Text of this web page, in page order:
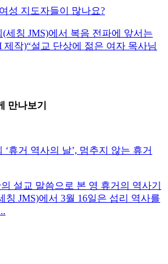
성 지도자들이 많나요?
세칭 JMS)에서 복음 전파에 앞서는
작)“설교 단상에 젊은 여자 목사님
만나보기
휴거 역사의 날’, 멈추지 않는 휴거
의 설교 말씀으로 본 영 휴거의 역사기
칭 JMS)에서 3월 16일은 섭리 역사를